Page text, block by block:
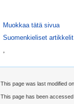
Muokkaa tätä sivua
Suomenkieliset artikkelit
,
This page was last modified
This page has been accessed